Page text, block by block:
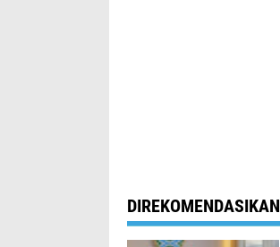
DIREKOMENDASIKAN